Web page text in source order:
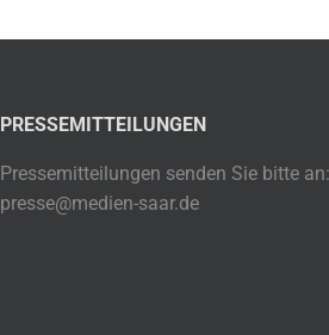
PRESSEMITTEILUNGEN
Pressemitteilungen senden Sie bitte an:
presse@medien-saar.de